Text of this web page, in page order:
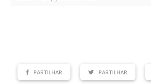
PARTILHAR PARTILHAR